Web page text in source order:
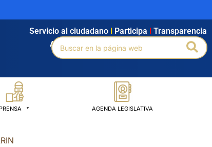
Agendamiento Intranet Búsqueda avanzada
Servicio al ciudadano Participa Transparencia
Buscar
por:
PRENSA AGENDA LEGISLATIVA